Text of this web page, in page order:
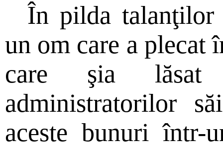
În pilda talanţilor
un om care a plecat
care şia
administratorilor
aceste bunuri într-